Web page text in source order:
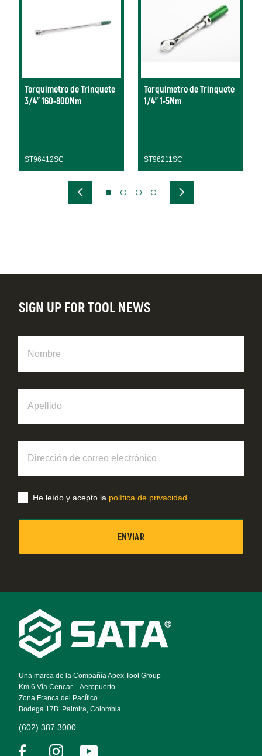
Torquimetro de Trinquete
3/4" 160-800Nm
ST96412SC
Torquimetro de Trinquete
1/4" 1-5Nm
ST96211SC
Footer
Navigation
Una marca de la Compañía Apex Tool Group
Km 6 Vía Cencar – Aeropuerto
Zona Franca del Pacífico
Bodega 17B. Palmira, Colombia
(602) 387 3000
SIGN UP FOR TOOL NEWS
correo
electrónico
He leído y acepto la política de privacidad